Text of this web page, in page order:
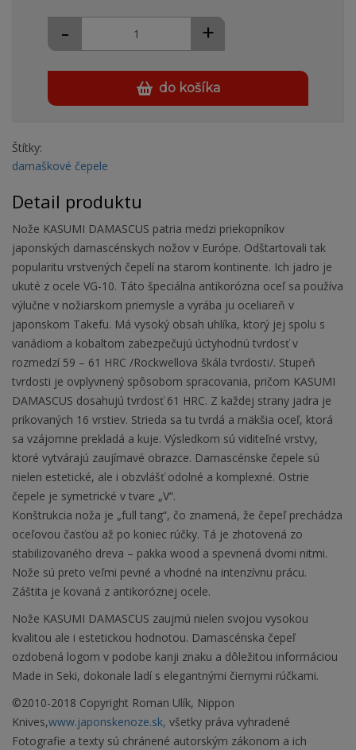
+
-
do košíka
Štítky:
damaškové čepele
Detail produktu
Nože KASUMI DAMASCUS patria medzi priekopníkov
japonských damascénskych nožov v Európe. Odštartovali tak
popularitu vrstvených čepelí na starom kontinente. Ich jadro je
ukuté z ocele VG-10. Táto špeciálna antikorózna oceľ sa používa
výlučne v nožiarskom priemysle a vyrába ju oceliareň v
japonskom Takefu. Má vysoký obsah uhlíka, ktorý jej spolu s
vanádiom a kobaltom zabezpečujú úctyhodnú tvrdosť v
rozmedzí 59 – 61 HRC /Rockwellova škála tvrdosti/. Stupeň
tvrdosti je ovplyvnený spôsobom spracovania, pričom KASUMI
DAMASCUS dosahujú tvrdosť 61 HRC. Z každej strany jadra je
prikovaných 16 vrstiev. Strieda sa tu tvrdá a mäkšia oceľ, ktorá
sa vzájomne prekladá a kuje. Výsledkom sú viditeľné vrstvy,
ktoré vytvárajú zaujímavé obrazce. Damascénske čepele sú
nielen estetické, ale i obzvlášť odolné a komplexné. Ostrie
čepele je symetrické v tvare „V“.
Konštrukcia noža je „full tang“, čo znamená, že čepeľ prechádza
oceľovou časťou až po koniec rúčky. Tá je zhotovená zo
stabilizovaného dreva – pakka wood a spevnená dvomi nitmi.
Nože sú preto veľmi pevné a vhodné na intenzívnu prácu.
Záštita je kovaná z antikoróznej ocele.
Nože KASUMI DAMASCUS zaujmú nielen svojou vysokou
kvalitou ale i estetickou hodnotou. Damascénska čepeľ
ozdobená logom v podobe kanji znaku a dôležitou informáciou
Made in Seki, dokonale ladí s elegantnými čiernymi rúčkami.
©2010-2018 Copyright Roman Ulík, Nippon
Knives,www.japonskenoze.sk, všetky práva vyhradené
Fotografie a texty sú chránené autorským zákonom a ich